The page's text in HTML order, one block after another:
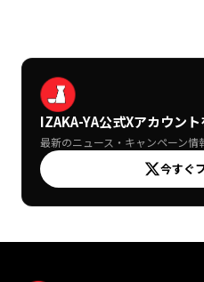
IZAKA-YA公式Xアカウン
最新のニュース・キャンペーン情
今すぐ